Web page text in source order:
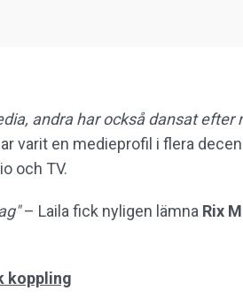
andra har också dansat
varit en medieprofil i flera
och TV.
– Laila fick nyligen lämna Rix
koppling